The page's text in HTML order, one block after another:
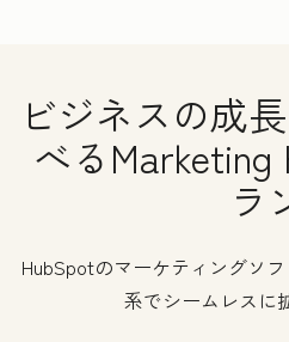
ビジネスの成
べる
ラ
HubSpotのマーケティングソ
系でシームレスに